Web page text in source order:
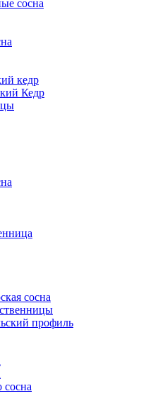
сосна
кедр
Кедр
сосна
профиль
сосна